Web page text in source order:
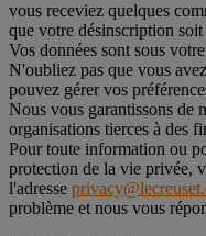
vous receviez quelques
que votre désinscription
Vos données sont sous
N'oubliez pas que vous
pouvez gérer vos
Nous vous garantissons de
organisations tierces à des
Pour toute information ou
protection de la vie privée,
l'adresse
problème et nous vous